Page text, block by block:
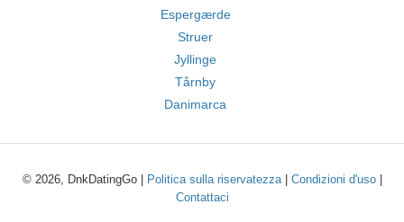
Espergærde
Struer
Jyllinge
Tårnby
Danimarca
© 2026, DnkDatingGo | Politica sulla riservatezza| Condizioni d'uso|
Contattaci